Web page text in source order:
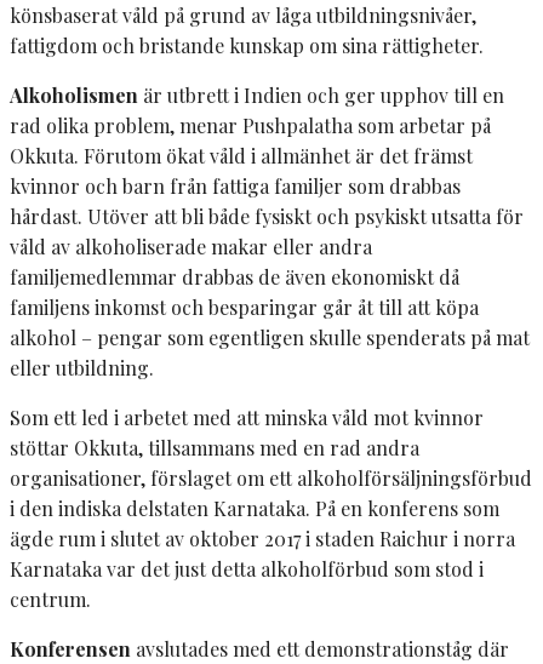
könsbaserat våld på grund av låga utbildningsnivåer,
fattigdom och bristande kunskap om sina rättigheter.
Alkoholismen är utbrett i Indien och ger upphov till en
rad olika problem, menar Pushpalatha som arbetar på
Okkuta. Förutom ökat våld i allmänhet är det främst
kvinnor och barn från fattiga familjer som drabbas
hårdast. Utöver att bli både fysiskt och psykiskt utsatta för
våld av alkoholiserade makar eller andra
familjemedlemmar drabbas de även ekonomiskt då
familjens inkomst och besparingar går åt till att köpa
alkohol – pengar som egentligen skulle spenderats på mat
eller utbildning.
Som ett led i arbetet med att minska våld mot kvinnor
stöttar Okkuta, tillsammans med en rad andra
organisationer, förslaget om ett alkoholförsäljningsförbud
i den indiska delstaten Karnataka. På en konferens som
ägde rum i slutet av oktober 2017 i staden Raichur i norra
Karnataka var det just detta alkoholförbud som stod i
centrum.
Konferensen avslutades med ett demonstrationståg där